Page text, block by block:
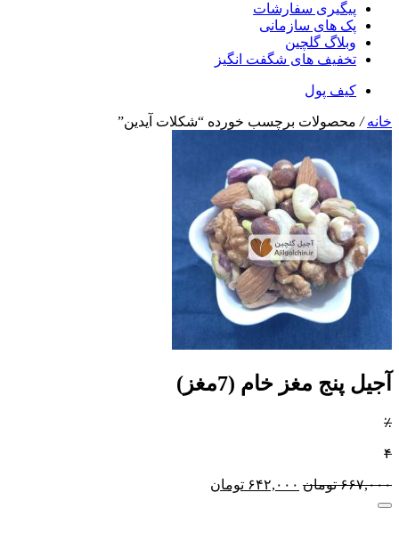
پیگیری سفارشات
پک های سازمانی
وبلاگ گلچین
تخفیف های شگفت انگیز
کیف پول
خانه/ محصولات برچسب خورده “شکلات آیدین”
آجیل پنج مغز خام (7مغز)
٪
۴
۶۶۷,۰۰۰ تومان ۶۴۲,۰۰۰ تومان